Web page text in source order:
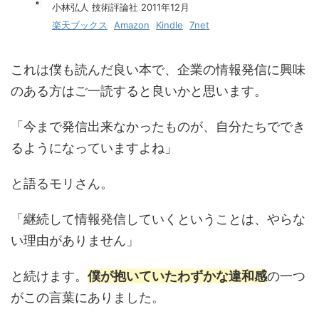
小林弘人 技術評論社 2011年12月
楽天ブックス
Amazon Kindle 7net
これは僕も読んだ良い本で、企業の情報発信に興味
のある方はご一読すると良いかと思います。
「今まで発信出来なかったものが、自分たちででき
るようになっていますよね」
と語るモリさん。
「継続して情報発信していくということは、やらな
い理由がありません」
と続けます。 僕が抱いていたわずかな違和感の一つ
がこの言葉にありました。